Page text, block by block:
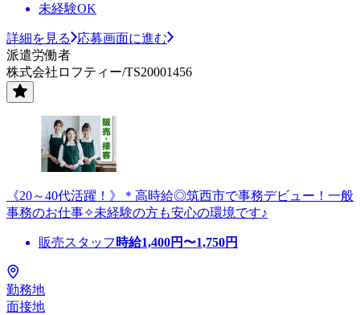
未経験OK
詳細を見る
応募画面に進む
派遣労働者
株式会社ロフティー/TS20001456
《20～40代活躍！》＊高時給◎筑西市で事務デビュー！一般
事務のお仕事✧未経験の方も安心の環境です♪
販売スタッフ 時給1,400円〜1,750円
勤務地
面接地